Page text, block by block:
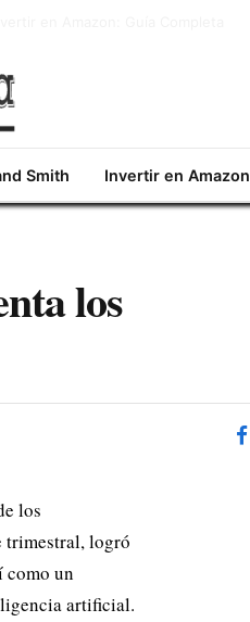
Smith Invertir en Amazon
los
los
trimestral, logró
como un
artificial.